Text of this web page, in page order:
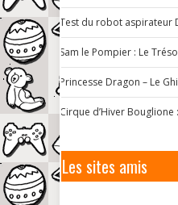
Test du robot aspirateur
Sam le Pompier : Le
Princesse Dragon – Le
Cirque d’Hiver Bouglione
Les sites amis